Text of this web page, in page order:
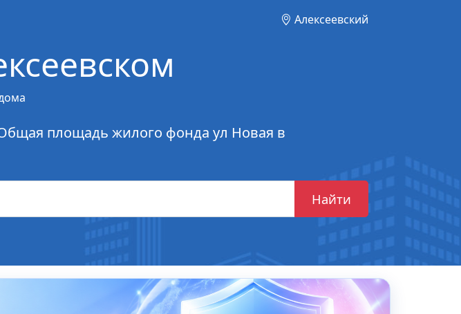
Алексеевский
площадь жилого фонда ул Новая в
Найти